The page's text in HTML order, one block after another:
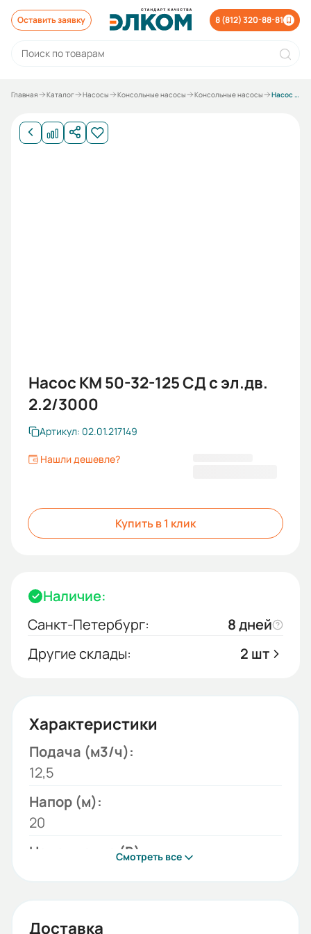
Оставить заявку 8 (812) 320-88-81
Главная Каталог Насосы Консольные насосы Консольные насосы Насос КМ 50-32-125 СД с электродвигателем 2,2/3000
Насос КМ 50-32-125 СД с эл.дв.
2.2/3000
Артикул: 02.01.217149
Нашли дешевле?
Купить в 1 клик
Наличие:
Санкт-Петербург:
8 дней
Другие склады:
2 шт
Характеристики
Подача (м3/ч):
12,5
Напор (м):
20
Напряжение (В):
КМ
Смотреть все
Доставка